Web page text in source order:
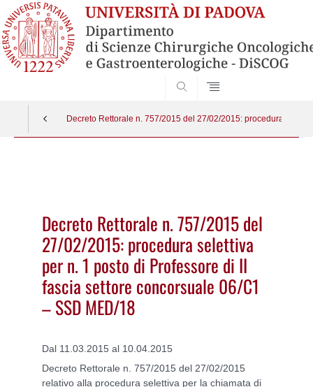
Decreto Rettorale n. 757/2015 del 27/02/2015: procedura
Decreto Rettorale n. 757/2015 del
27/02/2015: procedura selettiva
per n. 1 posto di Professore di II
fascia settore concorsuale 06/C1
– SSD MED/18
Dal 11.03.2015 al 10.04.2015
Decreto Rettorale n. 757/2015 del 27/02/2015
relativo alla procedura selettiva per la chiamata di